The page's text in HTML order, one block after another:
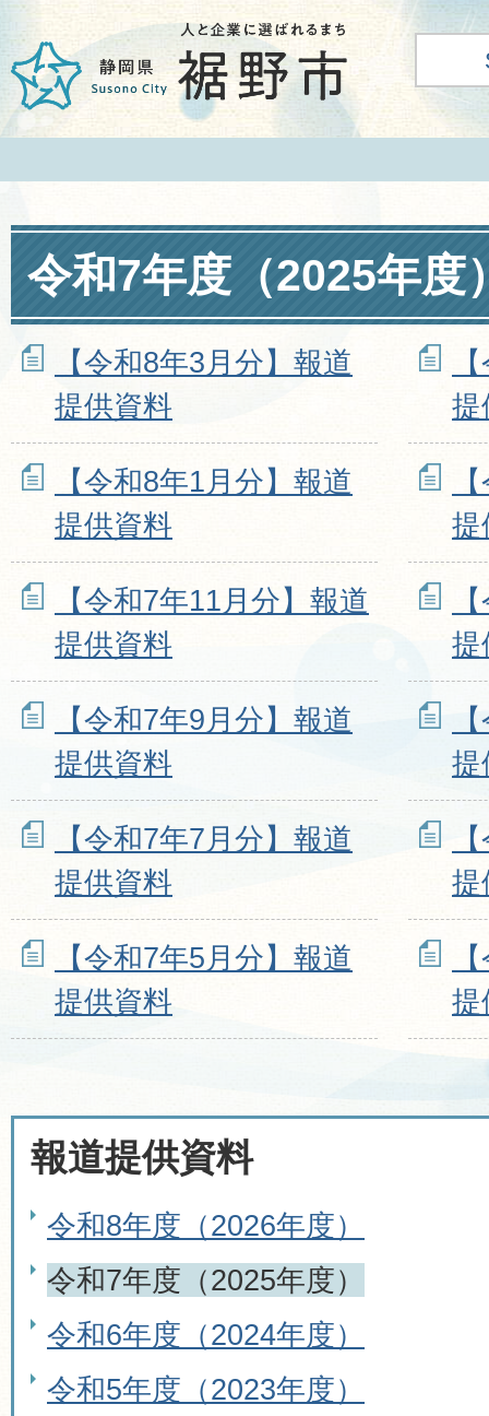
令和7年度（2025年度
【令和8年3月分】報道
提供資料
提
【令和8年1月分】報道
提供資料
提
【令和7年11月分】報道
提供資料
提
【令和7年9月分】報道
提供資料
提
【令和7年7月分】報道
提供資料
提
【令和7年5月分】報道
提供資料
提
報道提供資料
令和8年度（2026年度）
令和7年度（2025年度）
令和6年度（2024年度）
令和5年度（2023年度）